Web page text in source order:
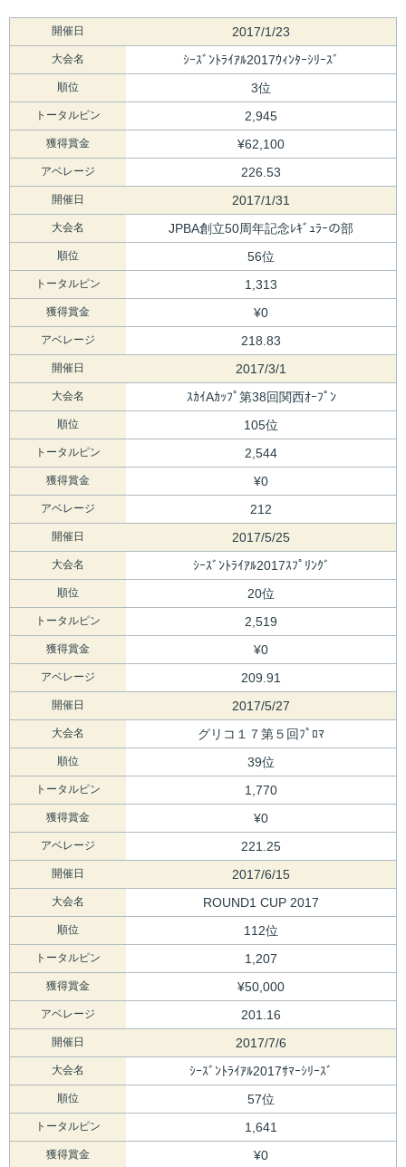
開催日 2017/1/23
大会名 ｼｰｽﾞﾝﾄﾗｲｱﾙ2017ｳｨﾝﾀｰｼﾘｰｽﾞ
順位 3位
トータルピン 2,945
獲得賞金 ¥62,100
アベレージ 226.53
開催日 2017/1/31
大会名 JPBA創立50周年記念ﾚｷﾞｭﾗｰの部
順位 56位
トータルピン 1,313
獲得賞金 ¥0
アベレージ 218.83
開催日 2017/3/1
大会名 ｽｶｲAｶｯﾌﾟ第38回関西ｵｰﾌﾟﾝ
順位 105位
トータルピン 2,544
獲得賞金 ¥0
アベレージ 212
開催日 2017/5/25
大会名 ｼｰｽﾞﾝﾄﾗｲｱﾙ2017ｽﾌﾟﾘﾝｸﾞ
順位 20位
トータルピン 2,519
獲得賞金 ¥0
アベレージ 209.91
開催日 2017/5/27
大会名 グリコ１７第５回ﾌﾟﾛﾏ
順位 39位
トータルピン 1,770
獲得賞金 ¥0
アベレージ 221.25
開催日 2017/6/15
大会名 ROUND1 CUP 2017
順位 112位
トータルピン 1,207
獲得賞金 ¥50,000
アベレージ 201.16
開催日 2017/7/6
大会名 ｼｰｽﾞﾝﾄﾗｲｱﾙ2017ｻﾏｰｼﾘｰｽﾞ
順位 57位
トータルピン 1,641
獲得賞金 ¥0